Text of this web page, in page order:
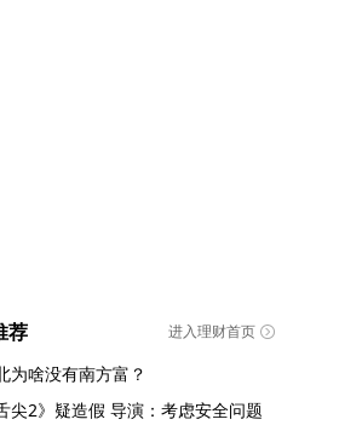
进入理财首页
荐
为啥没有南方富？
尖2》疑造假 导演：考虑安全问题